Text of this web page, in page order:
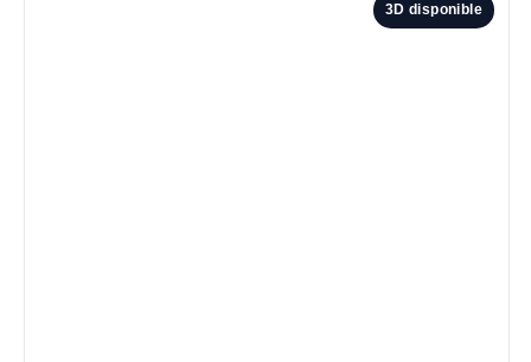
3D disponible